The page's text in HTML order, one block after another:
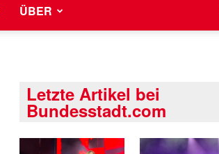
ÜBER
Letzte Artikel bei
Bundesstadt.com